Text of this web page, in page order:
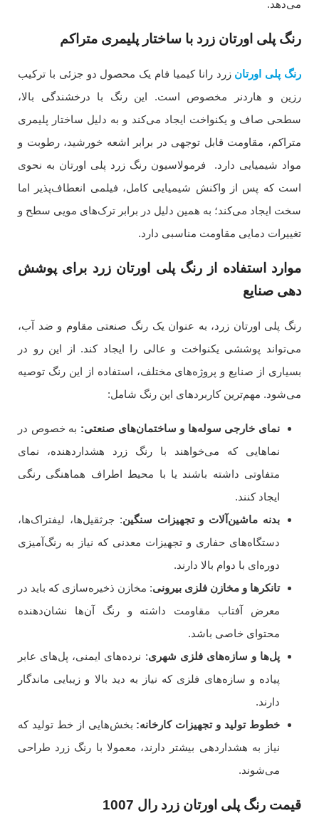
می‌دهد.
رنگ پلی اورتان زرد با ساختار پلیمری متراکم
رنگ پلی اورتان زرد رانا کیمیا فام یک محصول دو جزئی با ترکیب
رزین و هاردنر مخصوص است. این رنگ با درخشندگی بالا،
سطحی صاف و یکنواخت ایجاد می‌کند و به دلیل ساختار پلیمری
متراکم، مقاومت قابل توجهی در برابر اشعه خورشید، رطوبت و
مواد شیمیایی دارد. فرمولاسیون رنگ زرد پلی اورتان به نحوی
است که پس از واکنش شیمیایی کامل، فیلمی انعطاف‌پذیر اما
سخت ایجاد می‌کند؛ به همین دلیل در برابر ترک‌های مویی سطح و
تغییرات دمایی مقاومت مناسبی دارد.
موارد استفاده از رنگ پلی اورتان زرد برای پوشش
دهی صنایع
رنگ پلی اورتان زرد، به عنوان یک رنگ صنعتی مقاوم و ضد آب،
می‌تواند پوششی یکنواخت و عالی را ایجاد کند. از این رو در
بسیاری از صنایع و پروژه‌های مختلف، استفاده از این رنگ توصیه
می‌شود. مهم‌ترین کاربردهای این رنگ شامل:
نمای خارجی سوله‌ها و ساختمان‌های صنعتی: به خصوص در
نماهایی که می‌خواهند با رنگ زرد هشداردهنده، نمای
متفاوتی داشته باشند یا با محیط اطراف هماهنگی رنگی
ایجاد کنند.
بدنه ماشین‌آلات و تجهیزات سنگین: جرثقیل‌ها، لیفتراک‌ها،
دستگاه‌های حفاری و تجهیزات معدنی که نیاز به رنگ‌آمیزی
دوره‌ای با دوام بالا دارند.
تانکرها و مخازن فلزی بیرونی: مخازن ذخیره‌سازی که باید در
معرض آفتاب مقاومت داشته و رنگ آن‌ها نشان‌دهنده
محتوای خاصی باشد.
پل‌ها و سازه‌های فلزی شهری: نرده‌های ایمنی، پل‌های عابر
پیاده و سازه‌های فلزی که نیاز به دید بالا و زیبایی ماندگار
دارند.
خطوط تولید و تجهیزات کارخانه: بخش‌هایی از خط تولید که
نیاز به هشداردهی بیشتر دارند، معمولا با رنگ زرد طراحی
می‌شوند.
قیمت رنگ پلی اورتان زرد رال 1007